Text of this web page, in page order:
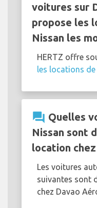
voitures sur
propose les
Nissan les
HERTZ offre
les locations
question_answer Quelles
Nissan sont
location
Les voitures
suivantes sont
chez Davao